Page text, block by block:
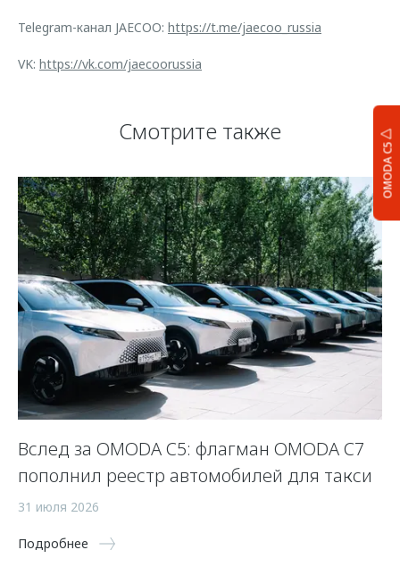
OMODA C5
Telegram-канал JAECOO: https://t.me/jaecoo_russia
VK: https://vk.com/jaecoorussia
Смотрите также
Вслед за OMODA C5: флагман OMODA C7
пополнил реестр автомобилей для такси
31 июля 2026
Подробнее